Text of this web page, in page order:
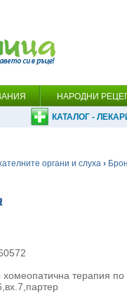
НАРОДНИ
КАТАЛОГ -
органи и слуха ›
хомеопатична терапия по